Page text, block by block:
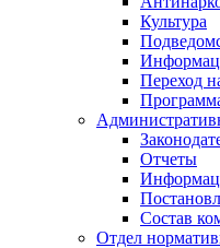
Культура
Переход
Отчеты
Состав
Отдел